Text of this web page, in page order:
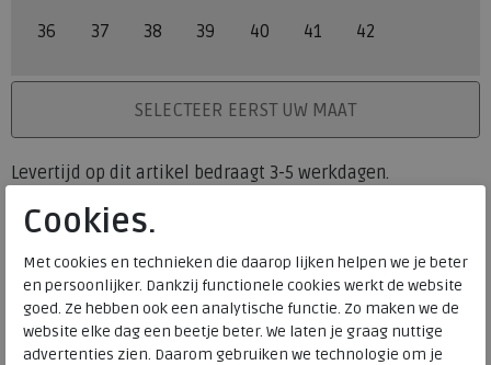
36 37 38 39 40 41 42
PLAATS IN WINKELMANDSELECTEER EERST UW MAAT
Levertijd op dit artikel bedraagt 3-5 werkdagen.
Onze winkelvoorraad
Meijerink Heemskerk
HEEMSKERK
Meijerink Hoorn
HOORN
Cookies.
Met cookies en technieken die daarop lijken helpen we je beter
en persoonlijker. Dankzij functionele cookies werkt de website
goed. Ze hebben ook een analytische functie. Zo maken we de
website elke dag een beetje beter. We laten je graag nuttige
advertenties zien. Daarom gebruiken we technologie om je